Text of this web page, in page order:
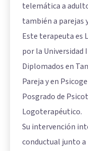
telemática a
también a parejas
Este terapeuta es
por la
Diplomados en
Pareja y en
Posgrado de
Logoterapéutico.
Su intervención
conductual junto a